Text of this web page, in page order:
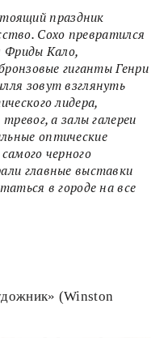
праздник
Сохо превратился
Фриды Кало,
гиганты Генри
зовут взглянуть
лидера,
а залы галереи
оптические
черного
главные выставки
в городе на все
(Winston